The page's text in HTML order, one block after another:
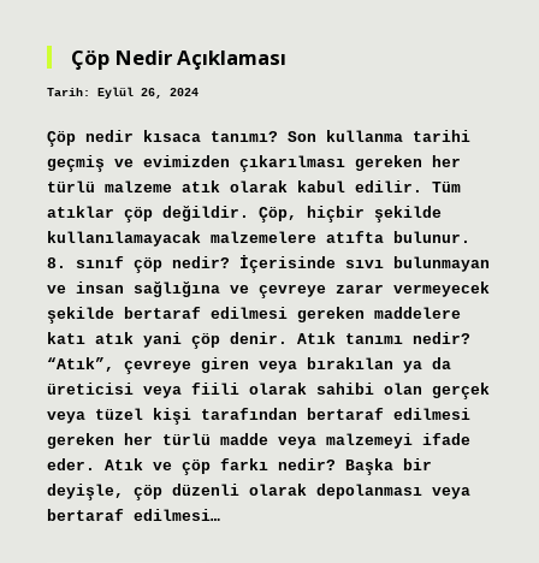
Çöp Nedir Açıklaması
Tarih: Eylül 26, 2024
Çöp nedir kısaca tanımı? Son kullanma tarihi
geçmiş ve evimizden çıkarılması gereken her
türlü malzeme atık olarak kabul edilir. Tüm
atıklar çöp değildir. Çöp, hiçbir şekilde
kullanılamayacak malzemelere atıfta bulunur.
8. sınıf çöp nedir? İçerisinde sıvı bulunmayan
ve insan sağlığına ve çevreye zarar vermeyecek
şekilde bertaraf edilmesi gereken maddelere
katı atık yani çöp denir. Atık tanımı nedir?
“Atık”, çevreye giren veya bırakılan ya da
üreticisi veya fiili olarak sahibi olan gerçek
veya tüzel kişi tarafından bertaraf edilmesi
gereken her türlü madde veya malzemeyi ifade
eder. Atık ve çöp farkı nedir? Başka bir
deyişle, çöp düzenli olarak depolanması veya
bertaraf edilmesi…